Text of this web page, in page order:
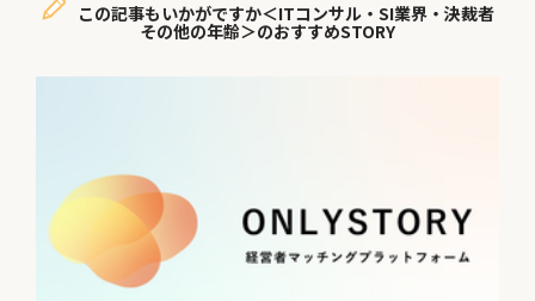
この記事もいかがですか＜ITコンサル・SI業界・決裁者
その他の年齢＞のおすすめSTORY